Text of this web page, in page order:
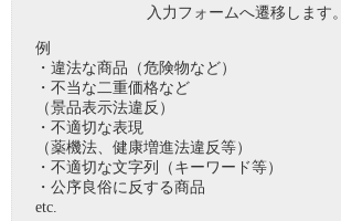
入力フォームへ遷移します。
例
・違法な商品（危険物など）
・不当な二重価格など
（景品表示法違反）
・不適切な表現
（薬機法、健康増進法違反等）
・不適切な文字列（キーワード等）
・公序良俗に反する商品
etc.